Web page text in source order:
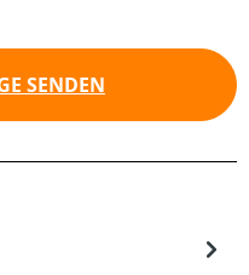
SENDEN